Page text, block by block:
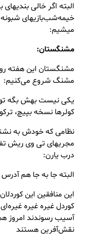
البته اگر خالی
خیمه‌شب‌بازیهای شبونه
میشیم:
مشنگستان:
مشنگستان این هفته
مشنگ شروع می‌کنیم:
یکی نیست بهش بگه تو
کولرها نسخه بپیچ،
نظامی که خودش به
مجریهای تی وی ریش
درب یارن:
البته جا به جا هم آدرس
این منافقین این
کوردل غیره غیرهغیره‌ای
آسیب رسوندند امروز
نقش‌آفرین هستند